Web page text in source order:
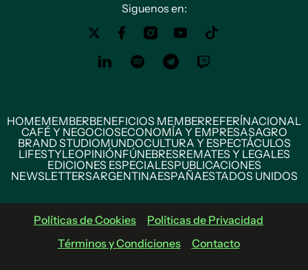
Siguenos en:
HOMEMEMBERBENEFICIOS MEMBERREFERÍNACIONAL
CAFÉ Y NEGOCIOSECONOMÍA Y EMPRESASAGRO
BRAND STUDIOMUNDOCULTURA Y ESPECTÁCULOS
LIFESTYLEOPINIÓNFÚNEBRESREMATES Y LEGALES
EDICIONES ESPECIALESPUBLICACIONES
NEWSLETTERSARGENTINAESPAÑAESTADOS UNIDOS
Políticas de Cookies
Políticas de Privacidad
Términos y Condiciones
Contacto